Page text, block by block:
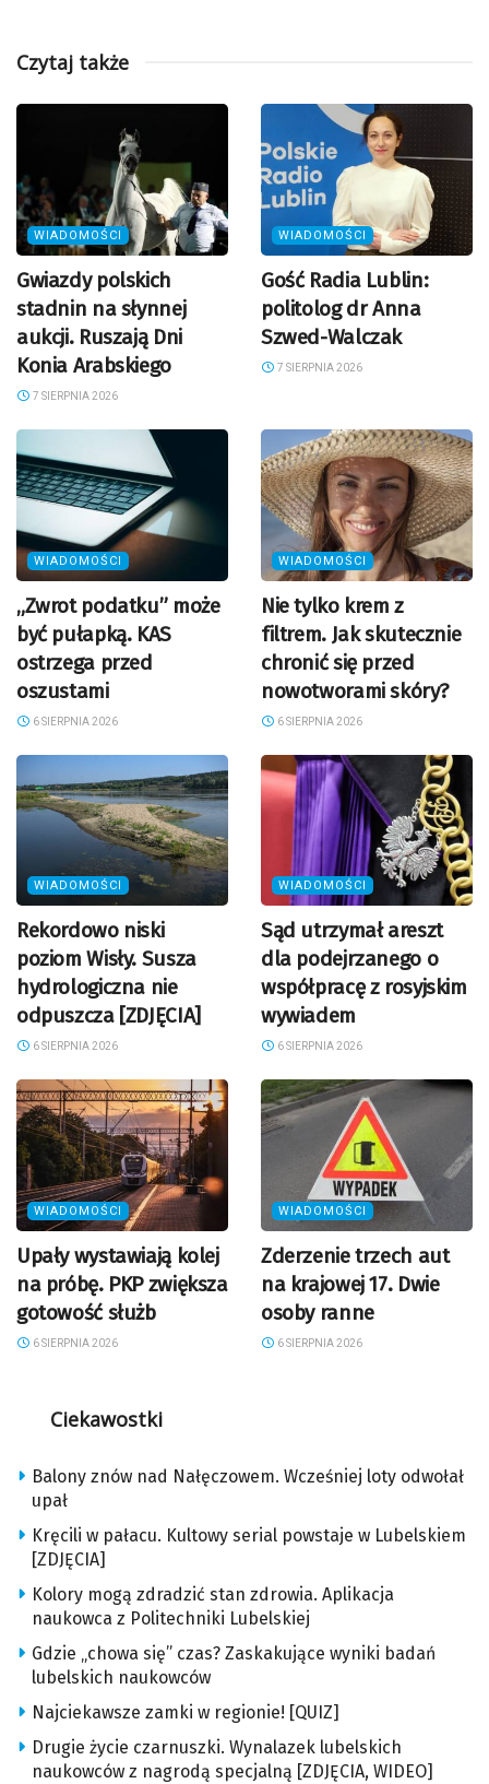
Czytaj także
WIADOMOŚCI
Gwiazdy polskich
stadnin na słynnej
aukcji. Ruszają Dni
Konia Arabskiego
7 SIERPNIA 2026
WIADOMOŚCI
Gość Radia Lublin:
politolog dr Anna
Szwed-Walczak
7 SIERPNIA 2026
WIADOMOŚCI
„Zwrot podatku” może
być pułapką. KAS
ostrzega przed
oszustami
6 SIERPNIA 2026
WIADOMOŚCI
Nie tylko krem z
filtrem. Jak skutecznie
chronić się przed
nowotworami skóry?
6 SIERPNIA 2026
WIADOMOŚCI
Rekordowo niski
poziom Wisły. Susza
hydrologiczna nie
odpuszcza [ZDJĘCIA]
6 SIERPNIA 2026
WIADOMOŚCI
Sąd utrzymał areszt
dla podejrzanego o
współpracę z rosyjskim
wywiadem
6 SIERPNIA 2026
WIADOMOŚCI
Upały wystawiają kolej
na próbę. PKP zwiększa
gotowość służb
6 SIERPNIA 2026
WIADOMOŚCI
Zderzenie trzech aut
na krajowej 17. Dwie
osoby ranne
6 SIERPNIA 2026
Ciekawostki
Balony znów nad Nałęczowem. Wcześniej loty odwołał
upał
Kręcili w pałacu. Kultowy serial powstaje w Lubelskiem
[ZDJĘCIA]
Kolory mogą zdradzić stan zdrowia. Aplikacja
naukowca z Politechniki Lubelskiej
Gdzie „chowa się” czas? Zaskakujące wyniki badań
lubelskich naukowców
Najciekawsze zamki w regionie! [QUIZ]
Drugie życie czarnuszki. Wynalazek lubelskich
naukowców z nagrodą specjalną [ZDJĘCIA, WIDEO]